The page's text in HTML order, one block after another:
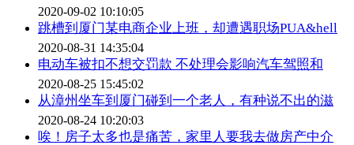
2020-09-02 10:10:05
跳槽到厦门某电商企业上班，却遭遇职场PUA&hell
2020-08-31 14:35:04
电动车被扣不想交罚款 不处理会影响汽车驾照和
2020-08-25 15:45:02
从漳州坐车到厦门碰到一个老人，有种说不出的滋
2020-08-24 10:20:03
唉！房子太多也是痛苦，家里人要我去做房产中介